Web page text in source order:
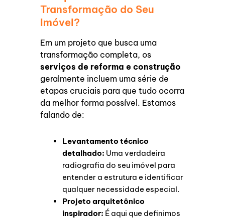
Transformação do Seu
Imóvel?
Em um projeto que busca uma
transformação completa, os
serviços de reforma e construção
geralmente incluem uma série de
etapas cruciais para que tudo ocorra
da melhor forma possível. Estamos
falando de:
Levantamento técnico
detalhado: Uma verdadeira
radiografia do seu imóvel para
entender a estrutura e identificar
qualquer necessidade especial.
Projeto arquitetônico
inspirador: É aqui que definimos